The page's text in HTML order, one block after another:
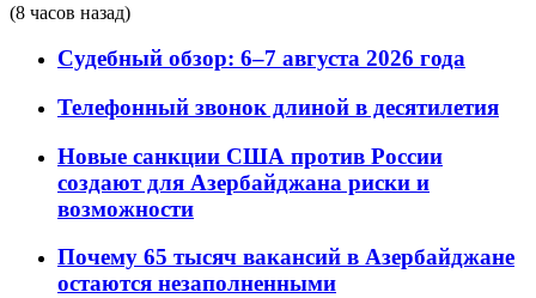
(8 часов назад)
Судебный обзор: 6–7 августа 2026 года
Телефонный звонок длиной в десятилетия
Новые санкции США против России
создают для Азербайджана риски и
возможности
Почему 65 тысяч вакансий в Азербайджане
остаются незаполненными